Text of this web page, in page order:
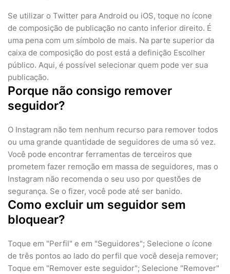
Se utilizar o Twitter para Android ou iOS, toque no ícone
de composição de publicação no canto inferior direito. É
uma pena com um símbolo de mais. Na parte superior da
caixa de composição do post está a definição Escolher
público. Aqui, é possível selecionar quem pode ver sua
publicação.
Porque não consigo remover
seguidor?
O Instagram não tem nenhum recurso para remover todos
ou uma grande quantidade de seguidores de uma só vez.
Você pode encontrar ferramentas de terceiros que
prometem fazer remoção em massa de seguidores, mas o
Instagram não recomenda o seu uso por questões de
segurança. Se o fizer, você pode até ser banido.
Como excluir um seguidor sem
bloquear?
Toque em "Perfil" e em "Seguidores"; Selecione o ícone
de três pontos ao lado do perfil que você deseja remover;
Toque em "Remover este seguidor"; Selecione "Remover"